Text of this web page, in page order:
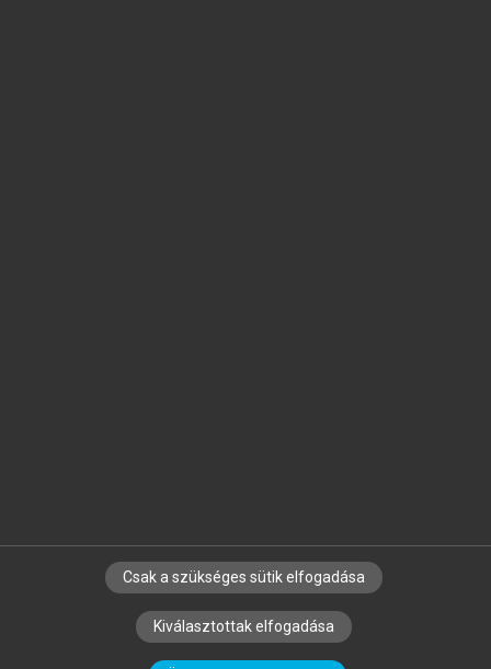
SZERZŐKNEK CÉGEKNEK KÖNYVTÁROSOKNAK
SZERKESZTÉSI ÉS LEKTORÁLÁSI ALAPELVEK
Csak a szükséges sütik elfogadása
Kiválasztottak elfogadása